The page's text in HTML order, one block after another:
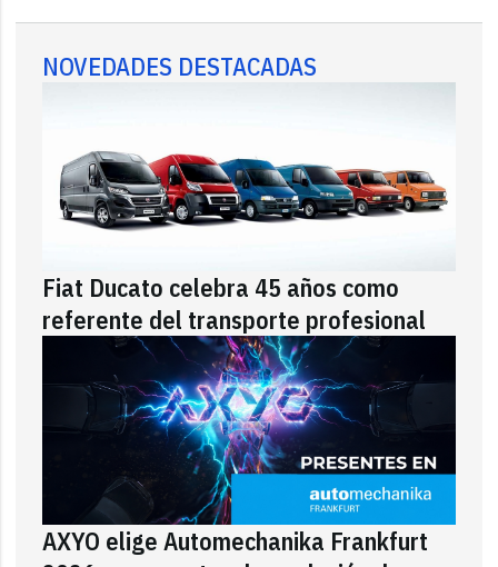
NOVEDADES DESTACADAS
Fiat Ducato celebra 45 años como
referente del transporte profesional
AXYO elige Automechanika Frankfurt